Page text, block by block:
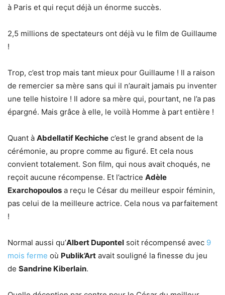
à Paris et qui reçut déjà un énorme succès.
2,5 millions de spectateurs ont déjà vu le film de Guillaume
!
Trop, c’est trop mais tant mieux pour Guillaume ! Il a raison
de remercier sa mère sans qui il n’aurait jamais pu inventer
une telle histoire ! Il adore sa mère qui, pourtant, ne l’a pas
épargné. Mais grâce à elle, le voilà Homme à part entière !
Quant à Abdellatif Kechiche c’est le grand absent de la
cérémonie, au propre comme au figuré. Et cela nous
convient totalement. Son film, qui nous avait choqués, ne
reçoit aucune récompense. Et l’actrice Adèle
Exarchopoulos a reçu le César du meilleur espoir féminin,
pas celui de la meilleure actrice. Cela nous va parfaitement
!
Normal aussi qu’Albert Dupontel soit récompensé avec 9
mois ferme où Publik’Art avait souligné la finesse du jeu
de Sandrine Kiberlain.